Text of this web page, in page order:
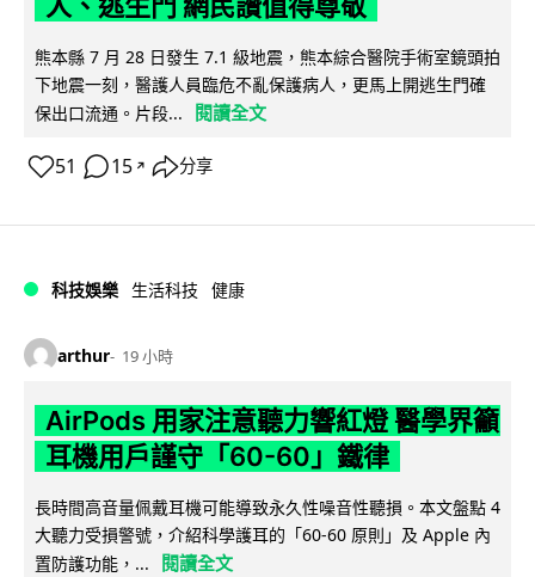
熊本縣 7 月 28 日發生 7.1 級地震，熊本綜合醫院手術室鏡頭拍
下地震一刻，醫護人員臨危不亂保護病人，更馬上開逃生門確
保出口流通。片段...
閱讀全文
51 15 ↗ 分享
科技娛樂 生活科技 健康
arthur 19 小時
AirPods 用家注意聽力響紅燈 醫學界籲
耳機用戶謹守「60-60」鐵律
長時間高音量佩戴耳機可能導致永久性噪音性聽損。本文盤點 4
大聽力受損警號，介紹科學護耳的「60-60 原則」及 Apple 內
置防護功能，...
閱讀全文